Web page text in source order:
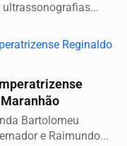
Bartolomeu
e Raimundo...